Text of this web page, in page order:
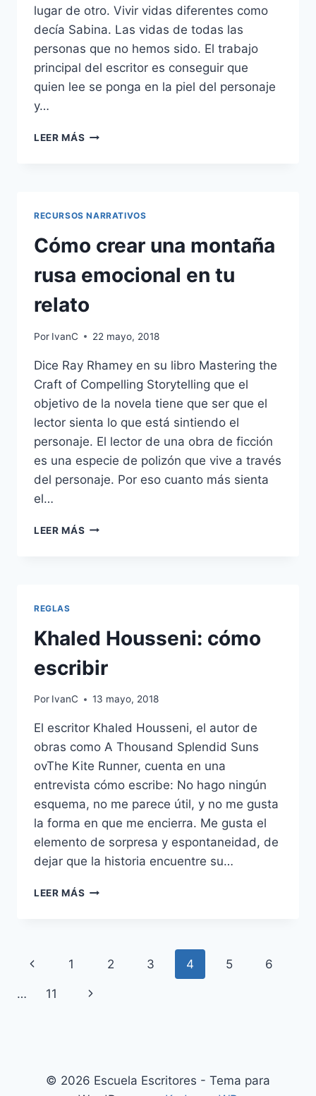
lugar de otro. Vivir vidas diferentes como
decía Sabina. Las vidas de todas las
personas que no hemos sido. El trabajo
principal del escritor es conseguir que
quien lee se ponga en la piel del personaje
y…
LEER MÁS CÓMO
TU
RECURSOS NARRATIVOS
Cómo crear una montaña
rusa emocional en tu
relato
Por IvanC 22 mayo, 2018
Dice Ray Rhamey en su libro Mastering the
Craft of Compelling Storytelling que el
objetivo de la novela tiene que ser que el
lector sienta lo que está sintiendo el
personaje. El lector de una obra de ficción
es una especie de polizón que vive a través
del personaje. Por eso cuanto más sienta
el…
LEER MÁS CÓMO
TU
RELATO
REGLAS
Khaled Housseni: cómo
escribir
Por IvanC 13 mayo, 2018
El escritor Khaled Housseni, el autor de
obras como A Thousand Splendid Suns
ovThe Kite Runner, cuenta en una
entrevista cómo escribe: No hago ningún
esquema, no me parece útil, y no me gusta
la forma en que me encierra. Me gusta el
elemento de sorpresa y espontaneidad, de
dejar que la historia encuentre su…
LEER MÁS KHALED
Navegación
de
Página
anterior
1 2 3 4 5 6
… 11
Siguiente
© 2026 Escuela Escritores - Tema para